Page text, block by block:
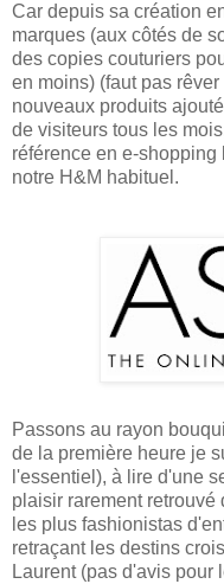
Car depuis sa création
marques (aux côtés de
des copies couturiers
en moins) (faut pas
nouveaux produits
de visiteurs tous les
référence en e-
notre H&M habituel.
Passons au rayon
de la première heure je
l'essentiel), à lire d'une
plaisir rarement retrouvé
les plus fashionistas
retraçant les destins
Laurent (pas d'avis pour